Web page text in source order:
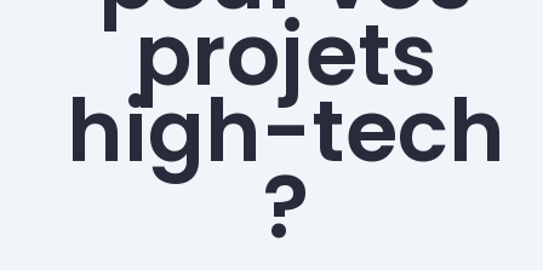
projets
high-tech
?